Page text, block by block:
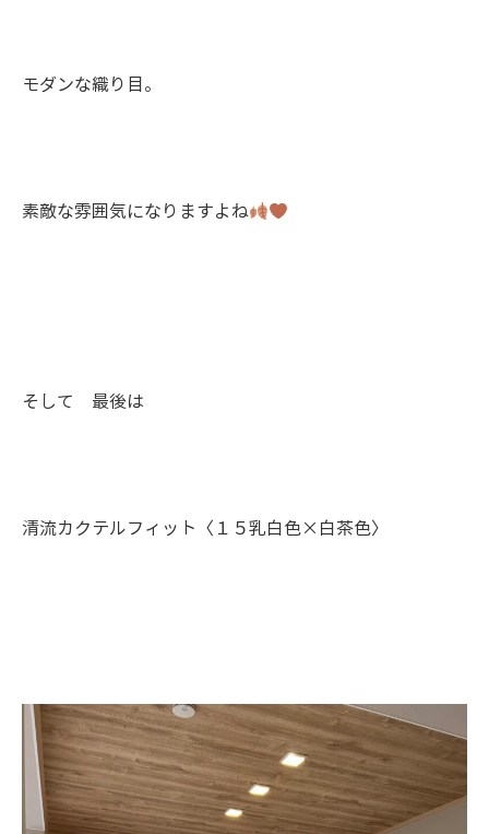
モダンな織り目。
素敵な雰囲気になりますよね
そして 最後は
清流カクテルフィット〈１５乳白色×白茶色〉